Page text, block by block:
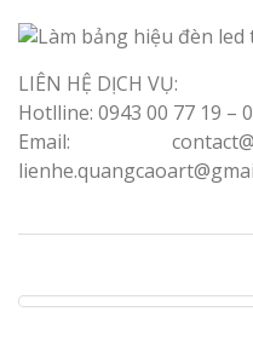
LIÊN HỆ DỊCH VỤ:
Hotlline: 0943 00 77 19 –
Email: